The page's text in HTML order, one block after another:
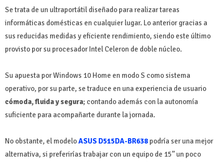
Se trata de un ultraportátil diseñado para realizar tareas
informáticas domésticas en cualquier lugar. Lo anterior gracias a
sus reducidas medidas y eficiente rendimiento, siendo este último
provisto por su procesador Intel Celeron de doble núcleo.
Su apuesta por Windows 10 Home en modo S como sistema
operativo, por su parte, se traduce en una experiencia de usuario
cómoda, fluida y segura; contando además con la autonomía
suficiente para acompañarte durante la jornada.
No obstante, el modeloASUS D515DA-BR638 podría ser una mejor
alternativa, si preferirías trabajar con un equipo de 15’’ un poco